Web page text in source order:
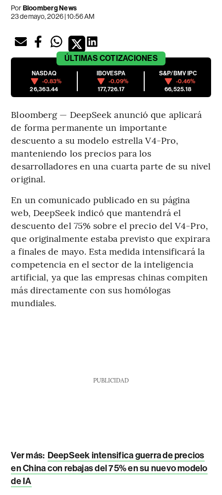
PorBloomberg News
23 de mayo, 2026 | 10:56 AM
ÚLTIMAS COTIZACIONES
NASDAQ
-0.83%
26,363.44
IBOVESPA
-0.09%
177,726.17
S&P/BMV IPC
-0.46%
66,525.18
Bloomberg — DeepSeek anunció que aplicará
de forma permanente un importante
descuento a su modelo estrella V4-Pro,
manteniendo los precios para los
desarrolladores en una cuarta parte de su nivel
original.
En un comunicado publicado en su página
web, DeepSeek indicó que mantendrá el
descuento del 75% sobre el precio del V4-Pro,
que originalmente estaba previsto que expirara
a finales de mayo. Esta medida intensificará la
competencia en el sector de la inteligencia
artificial, ya que las empresas chinas compiten
más directamente con sus homólogas
mundiales.
PUBLICIDAD
Ver más: DeepSeek intensifica guerra de precios
en China con rebajas del 75% en su nuevo modelo
de IA